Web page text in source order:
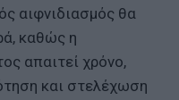
αιφνιδιασμός θα
καθώς η
απαιτεί χρόνο,
και στελέχωση